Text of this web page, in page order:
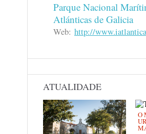
Parque Nacional
Atlánticas de Galicia
Web: http://
ATUALIDADE
O